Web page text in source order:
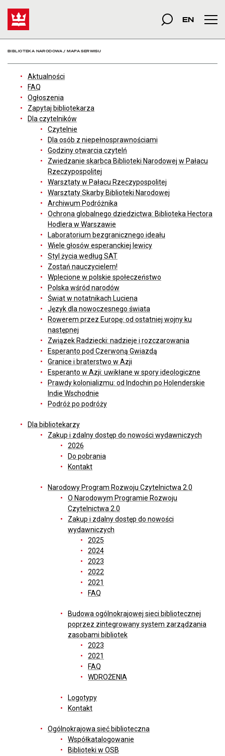
Mapa serwisu - szukana fraza
Szukaj
EN
BIBLIOTEKA NARODOWA/MAPA SERWISU
Aktualności
FAQ
Ogłoszenia
Zapytaj bibliotekarza
Dla czytelników
Czytelnie
Dla osób z niepełnosprawnościami
Godziny otwarcia czytelń
Zwiedzanie skarbca Biblioteki Narodowej w Pałacu
Rzeczypospolitej
Warsztaty w Pałacu Rzeczypospolitej
Warsztaty Skarby Biblioteki Narodowej
Archiwum Podróżnika
Ochrona globalnego dziedzictwa: Biblioteka Hectora
Hodlera w Warszawie
Laboratorium bezgranicznego ideału
Wiele głosów esperanckiej lewicy
Styl życia według SAT
Zostań nauczycielem!
Wplecione w polskie społeczeństwo
Polska wśród narodów
Świat w notatnikach Luciena
Język dla nowoczesnego świata
Rowerem przez Europę: od ostatniej wojny ku
następnej
Związek Radziecki: nadzieje i rozczarowania
Esperanto pod Czerwoną Gwiazdą
Granice i braterstwo w Azji
Esperanto w Azji: uwikłane w spory ideologiczne
Prawdy kolonializmu: od Indochin po Holenderskie
Indie Wschodnie
Podróż po podróży
Dla bibliotekarzy
Zakup i zdalny dostęp do nowości wydawniczych
2026
Do pobrania
Kontakt
Narodowy Program Rozwoju Czytelnictwa 2.0
O Narodowym Programie Rozwoju
Czytelnictwa 2.0
Zakup i zdalny dostęp do nowości
wydawniczych
2025
2024
2023
2022
2021
FAQ
Budowa ogólnokrajowej sieci bibliotecznej
poprzez zintegrowany system zarządzania
zasobami bibliotek
2023
2021
FAQ
WDROŻENIA
Logotypy
Kontakt
Ogólnokrajowa sieć biblioteczna
Współkatalogowanie
Biblioteki w OSB